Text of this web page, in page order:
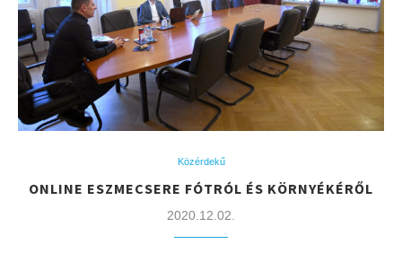
Közérdekű
ONLINE ESZMECSERE FÓTRÓL ÉS KÖRNYÉKÉRŐL
2020.12.02.